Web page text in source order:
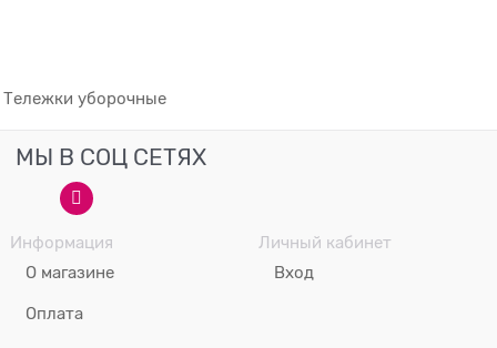
Тележки уборочные
МЫ В СОЦ СЕТЯХ
Информация
О магазине
Оплата
Личный кабинет
Вход